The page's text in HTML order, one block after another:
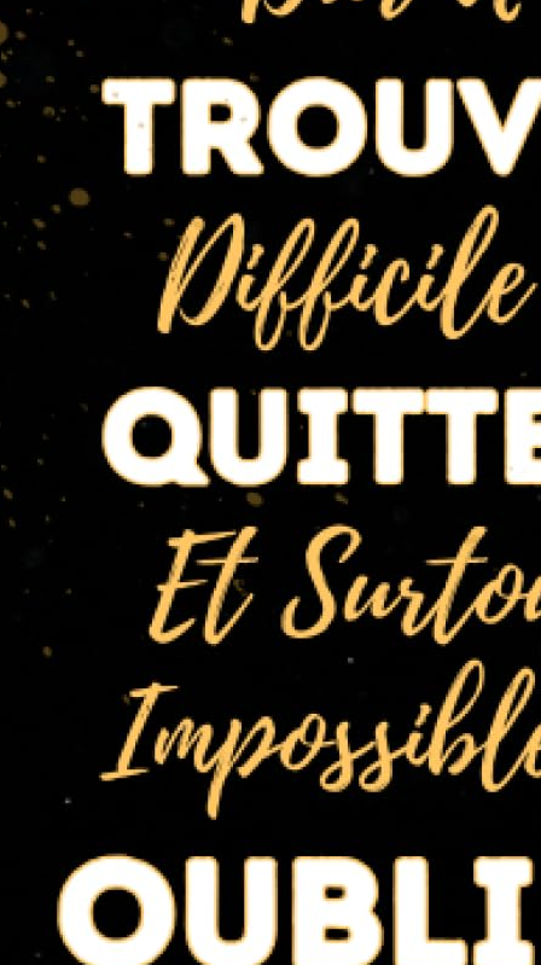
de 125 000 synonymes pour éviter les répétitions !